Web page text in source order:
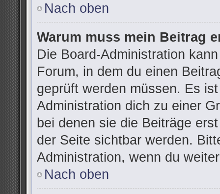
Nach oben
Warum muss mein Beitrag
Die Board-Administration
Forum, in dem du einen
geprüft werden müssen. Es
Administration dich zu einer
bei denen sie die Beiträge
der Seite sichtbar werden.
Administration, wenn du
Nach oben